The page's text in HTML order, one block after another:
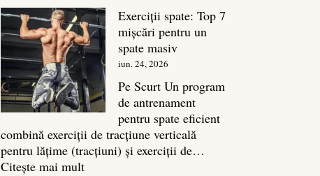
ce
sa
masa
Exerciții spate: Top 7
mișcări pentru un
spate masiv
iun. 24, 2026
Pe Scurt Un program
de antrenament
pentru spate eficient
combină exerciții de tracțiune verticală
pentru lățime (tracțiuni) și exerciții de…
Citește mai mult: